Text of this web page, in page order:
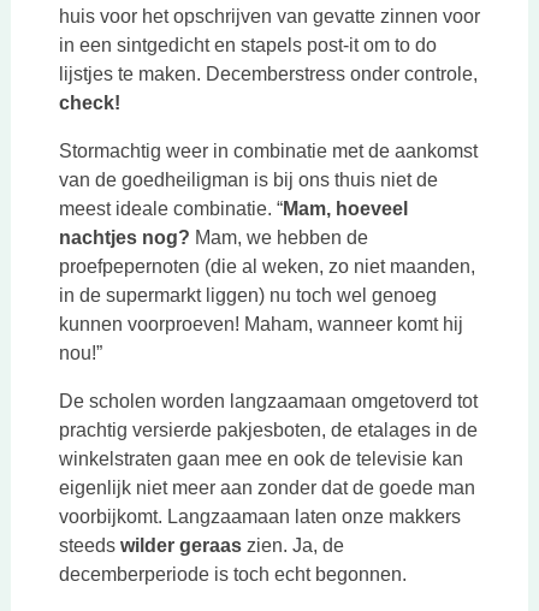
huis voor het opschrijven van gevatte zinnen voor
in een sintgedicht en stapels post-it om to do
lijstjes te maken. Decemberstress onder controle,
check!
Stormachtig weer in combinatie met de aankomst
van de goedheiligman is bij ons thuis niet de
meest ideale combinatie. “Mam, hoeveel
nachtjes nog? Mam, we hebben de
proefpepernoten (die al weken, zo niet maanden,
in de supermarkt liggen) nu toch wel genoeg
kunnen voorproeven! Maham, wanneer komt hij
nou!”
De scholen worden langzaamaan omgetoverd tot
prachtig versierde pakjesboten, de etalages in de
winkelstraten gaan mee en ook de televisie kan
eigenlijk niet meer aan zonder dat de goede man
voorbijkomt. Langzaamaan laten onze makkers
steeds wilder geraas zien. Ja, de
decemberperiode is toch echt begonnen.